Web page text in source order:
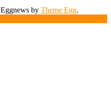
Eggnews by Theme Egg.